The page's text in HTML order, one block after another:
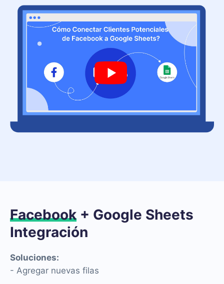
Facebook + Google Sheets
Integración
Soluciones:
- Agregar nuevas filas